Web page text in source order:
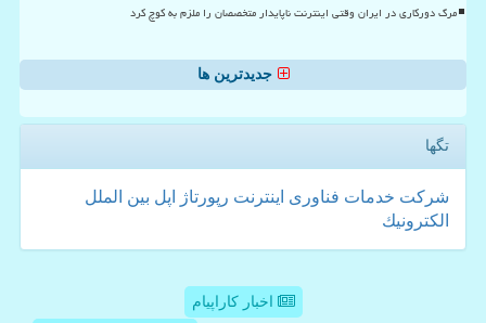
مرگ دورکاری در ایران وقتی اینترنت ناپایدار متخصصان را ملزم به کوچ کرد
جدیدترین ها
تگها
شركت خدمات فناوری اینترنت رپورتاژ اپل بین الملل
الكترونیك
اخبار کاراپیام